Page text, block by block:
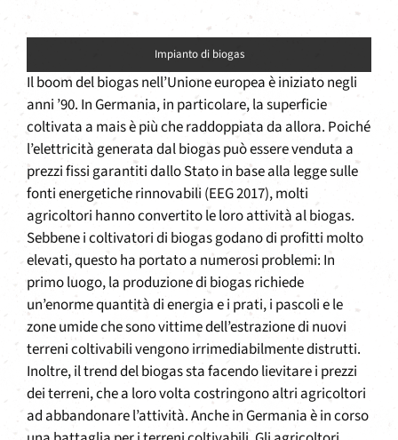
Impianto di biogas
Il boom del biogas nell’Unione europea è iniziato negli
anni ’90. In Germania, in particolare, la superficie
coltivata a mais è più che raddoppiata da allora. Poiché
l’elettricità generata dal biogas può essere venduta a
prezzi fissi garantiti dallo Stato in base alla legge sulle
fonti energetiche rinnovabili (EEG 2017), molti
agricoltori hanno convertito le loro attività al biogas.
Sebbene i coltivatori di biogas godano di profitti molto
elevati, questo ha portato a numerosi problemi: In
primo luogo, la produzione di biogas richiede
un’enorme quantità di energia e i prati, i pascoli e le
zone umide che sono vittime dell’estrazione di nuovi
terreni coltivabili vengono irrimediabilmente distrutti.
Inoltre, il trend del biogas sta facendo lievitare i prezzi
dei terreni, che a loro volta costringono altri agricoltori
ad abbandonare l’attività. Anche in Germania è in corso